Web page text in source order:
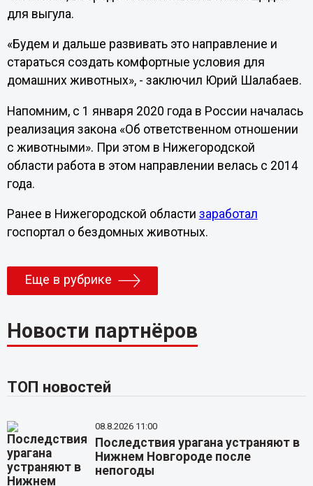
для выгула.
«Будем и дальше развивать это направление и
стараться создать комфортные условия для
домашних животных», - заключил Юрий Шалабаев.
Напомним, с 1 января 2020 года в России началась
реализация закона «Об ответственном отношении
с животными». При этом в Нижегородской
области работа в этом направлении велась с 2014
года.
Ранее в Нижегородской области заработал
госпортал о бездомных животных.
Еще в рубрике
Новости партнёров
ТОП новостей
08.8.2026 11:00
Последствия урагана устраняют в
Нижнем Новгороде после
непогоды